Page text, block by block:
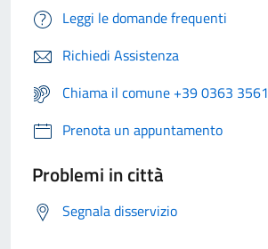
Leggi le domande frequenti
Richiedi Assistenza
Chiama il comune +39 0363 3561
Prenota un appuntamento
Problemi in città
Segnala disservizio